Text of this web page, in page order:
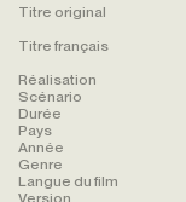
Titre original
Titre français
Réalisation
Scénario
Durée
Pays
Année
Genre
Langue du film
Version